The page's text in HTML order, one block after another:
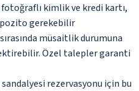
kimlik ve kredi kartı,
gerekebilir
müsaitlik durumuna
Özel talepler garanti
rezervasyonu için bu